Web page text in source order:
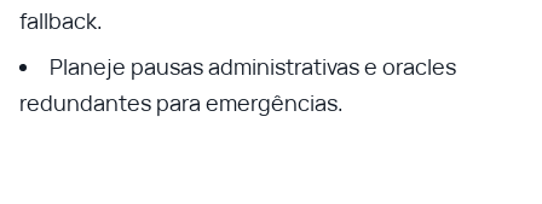
fallback.
Planeje pausas administrativas e oracles
redundantes para emergências.